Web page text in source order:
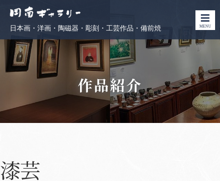
日本画・洋画・陶磁器・彫刻・工芸作品・備前焼 MENU
作品紹介
漆芸